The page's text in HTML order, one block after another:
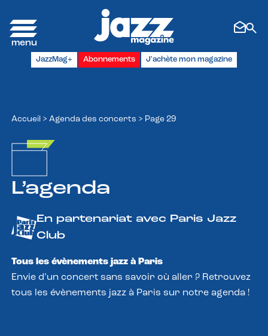
JazzMag+ Abonnements J'achète mon magazine
Accueil > Agenda des concerts > Page 29
L’agenda
En partenariat avec Paris Jazz
Club
Tous les évènements jazz à Paris
Envie d’un concert sans savoir où aller ? Retrouvez
tous les évènements jazz à Paris sur notre agenda !